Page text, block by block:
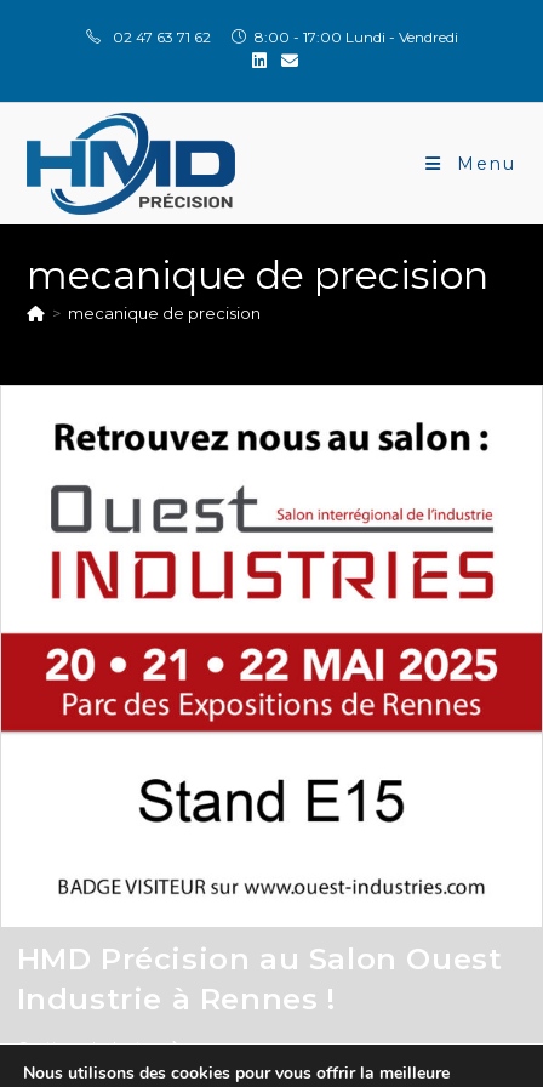
02 47 63 71 62 8:00 - 17:00 Lundi - Vendredi
Menu
mecanique de precision
> mecanique de precision
HMD Précision au Salon Ouest
Industrie à Rennes !
Continuer La Lecture
Nous utilisons des cookies pour vous offrir la meilleure